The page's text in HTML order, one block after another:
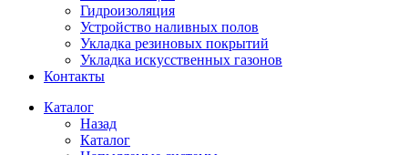
Гидроизоляция
Устройство наливных полов
Укладка резиновых покрытий
Укладка искусственных газонов
Контакты
Каталог
Назад
Каталог